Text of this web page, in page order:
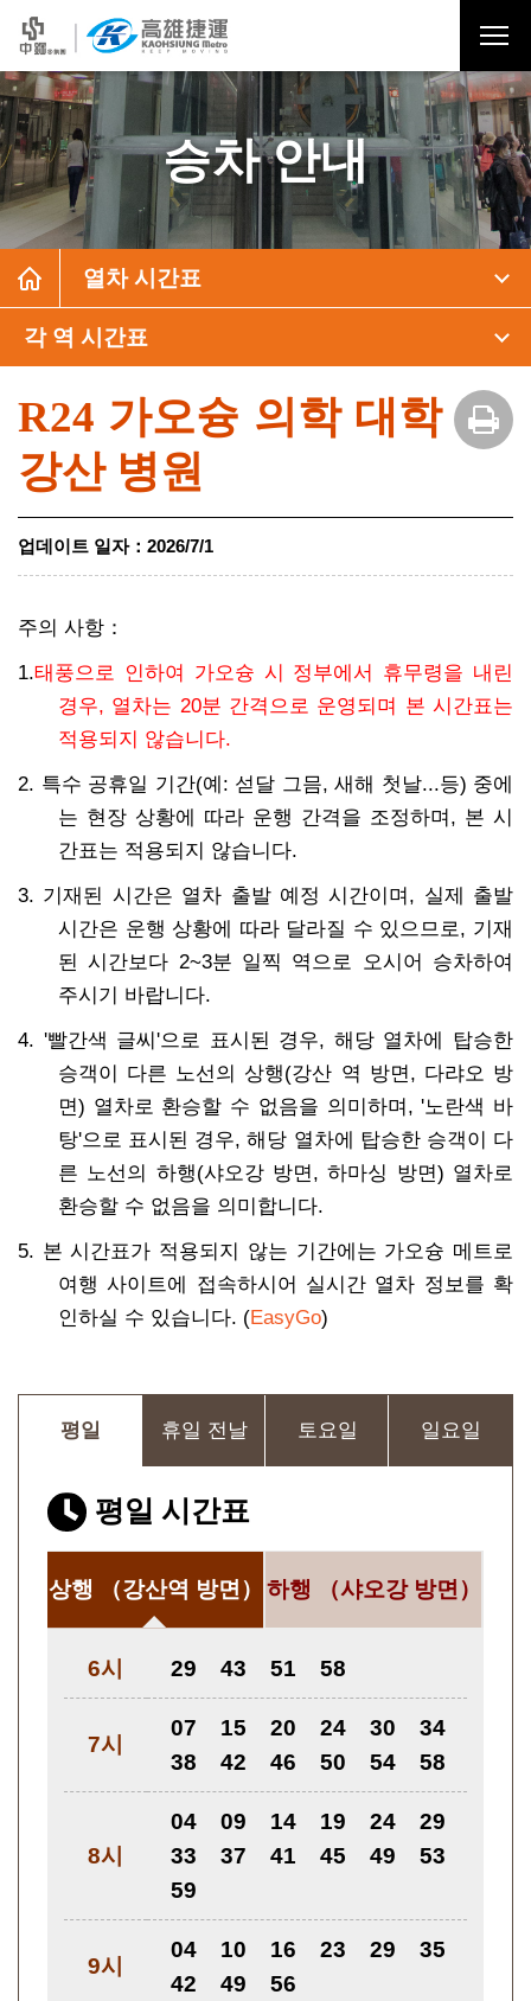
승차 안내
열차 시간표
각 역 시간표
R24 가오슝 의학 대학
강산 병원
업데이트 일자： 2026/7/1
주의 사항 ：
1.태풍으로 인하여 가오슝 시 정부에서 휴무령을 내린
경우, 열차는 20분 간격으로 운영되며 본 시간표는
적용되지 않습니다.
2. 특수 공휴일 기간(예: 섣달 그믐, 새해 첫날...등) 중에
는 현장 상황에 따라 운행 간격을 조정하며, 본 시
간표는 적용되지 않습니다.
3. 기재된 시간은 열차 출발 예정 시간이며, 실제 출발
시간은 운행 상황에 따라 달라질 수 있으므로, 기재
된 시간보다 2~3분 일찍 역으로 오시어 승차하여
주시기 바랍니다.
4. '빨간색 글씨'으로 표시된 경우, 해당 열차에 탑승한
승객이 다른 노선의 상행(강산 역 방면, 다랴오 방
면) 열차로 환승할 수 없음을 의미하며, '노란색 바
탕'으로 표시된 경우, 해당 열차에 탑승한 승객이 다
른 노선의 하행(샤오강 방면, 하마싱 방면) 열차로
환승할 수 없음을 의미합니다.
5. 본 시간표가 적용되지 않는 기간에는 가오슝 메트로
여행 사이트에 접속하시어 실시간 열차 정보를 확
인하실 수 있습니다. (EasyGo)
평일 휴일 전날 토요일 일요일
평일 시간표
상행 （강산역 방면） 하행 （샤오강 방면）
6시 29 43 51 58
7시
07 15 20 24 30
34
38
42 46 50 54 58
8시
04 09 14 19 24
29
33
37 41 45 49
53
59
9시
04 10 16 23 29
35
42
49 56